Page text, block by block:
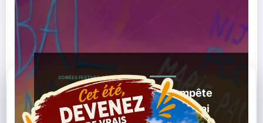
SOIRÉES FESTIVES SORTIES / AGENDA
Saint-Nazaire : le Bal Tempête
fait vibrer l’Alvéole 12 le 2 mai